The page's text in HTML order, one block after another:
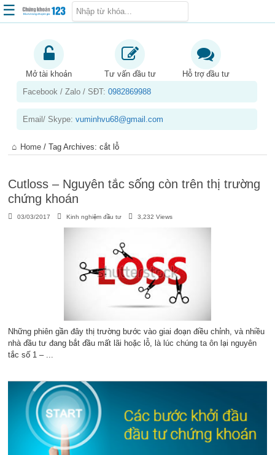
Trang chủ
Kiến thức chứng khoán
Kinh nghiệm đầu tư
Sản phẩm – dịch vụ
Chứng khoán phái sinh
☰
Mở tài khoản Tư vấn đầu tư
Hỗ trợ đầu tư
Facebook / Zalo / SĐT:0982869988
Email/ Skype:vuminhvu68@gmail.com
Home /Tag Archives: cắt lỗ
Cutloss – Nguyên tắc sống còn trên thị trường
chứng khoán
03/03/2017 Kinh nghiệm đầu tư 3,232 Views
Những phiên gần đây thị trường bước vào giai đoạn điều chỉnh, và nhiều
nhà đầu tư đang bắt đầu mất lãi hoặc lỗ, là lúc chúng ta ôn lại nguyên
tắc số 1 – ...